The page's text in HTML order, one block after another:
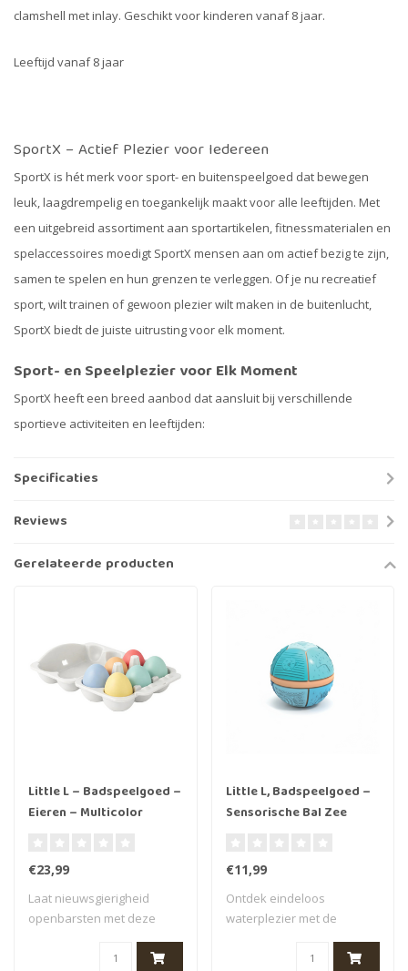
clamshell met inlay. Geschikt voor kinderen vanaf 8 jaar.
Leeftijd vanaf 8 jaar
SportX – Actief Plezier voor Iedereen
SportX is hét merk voor sport- en buitenspeelgoed dat bewegen
leuk, laagdrempelig en toegankelijk maakt voor alle leeftijden. Met
een uitgebreid assortiment aan sportartikelen, fitnessmaterialen en
spelaccessoires moedigt SportX mensen aan om actief bezig te zijn,
samen te spelen en hun grenzen te verleggen. Of je nu recreatief
sport, wilt trainen of gewoon plezier wilt maken in de buitenlucht,
SportX biedt de juiste uitrusting voor elk moment.
Sport- en Speelplezier voor Elk Moment
SportX heeft een breed aanbod dat aansluit bij verschillende
sportieve activiteiten en leeftijden:
Specificaties
Reviews
Gerelateerde producten
Little L – Badspeelgoed –
Eieren – Multicolor
€23,99
Laat nieuwsgierigheid
openbarsten met deze
Little L, Badspeelgoed –
Sensorische Bal Zee
€11,99
Ontdek eindeloos
waterplezier met de
sensorische badballen v..